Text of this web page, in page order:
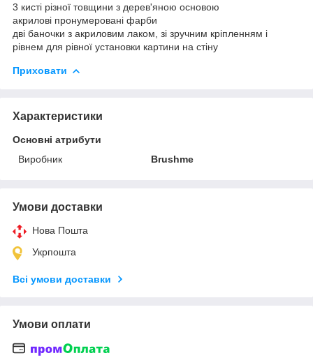
3 кисті різної товщини з дерев'яною основою
акрилові пронумеровані фарби
дві баночки з акриловим лаком, зі зручним кріпленням і
рівнем для рівної установки картини на стіну
Приховати
Характеристики
Основні атрибути
Виробник
Brushme
Умови доставки
Нова Пошта
Укрпошта
Всі умови доставки
Умови оплати